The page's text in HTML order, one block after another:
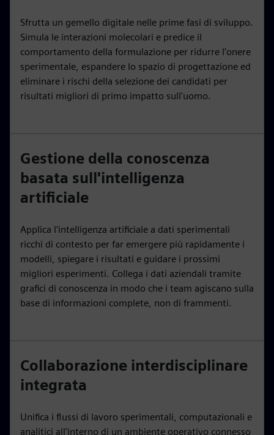
Sfrutta un gemello digitale nelle prime fasi di sviluppo.
Simula le interazioni molecolari e predice il
comportamento della formulazione per ridurre l'onere
sperimentale, espandere lo spazio di progettazione ed
eliminare i rischi della selezione dei candidati per
risultati migliori di primo impatto sull'uomo.
Gestione della conoscenza
basata sull'intelligenza
artificiale
Applica l'intelligenza artificiale a dati sperimentali
ricchi di contesto per far emergere più rapidamente i
modelli, spiegare i risultati e guidare i prossimi
migliori esperimenti. Collega i dati aziendali tramite
grafici di conoscenza in modo che i team agiscano sulla
base di informazioni complete, non di frammenti.
Collaborazione interdisciplinare
integrata
Unifica i flussi di lavoro sperimentali, computazionali e
analitici all'interno di un ambiente operativo connesso